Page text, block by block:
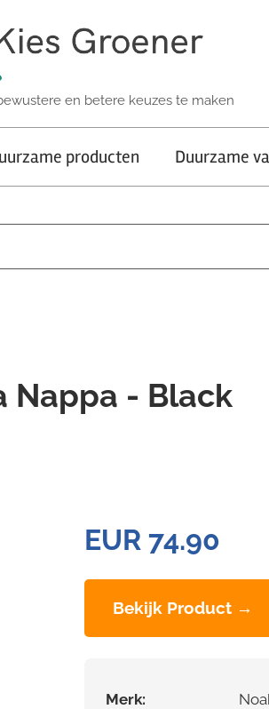
en betere keuzes te maken
producten Duurzame
Nappa - Black
EUR 74.90
Bekijk Product →
Merk: